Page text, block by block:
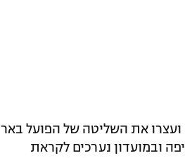
ועצרו את השליטה של הפועל באר
ובמועדון נערכים לקראת